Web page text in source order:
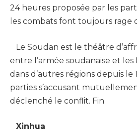
24 heures proposée par les
les combats font toujours rage
Le Soudan est le théâtre
entre l’armée soudanaise et
dans d’autres régions depuis le
parties s’accusant
déclenché le conflit. Fin
Xinhua